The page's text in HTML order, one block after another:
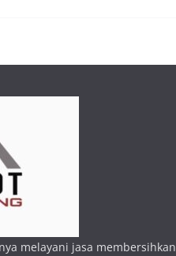
melayani jasa membersihkan